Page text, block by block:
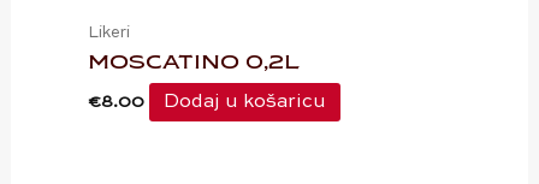
Likeri
MOSCATINO 0,2L
€8.00 Dodaj u košaricu